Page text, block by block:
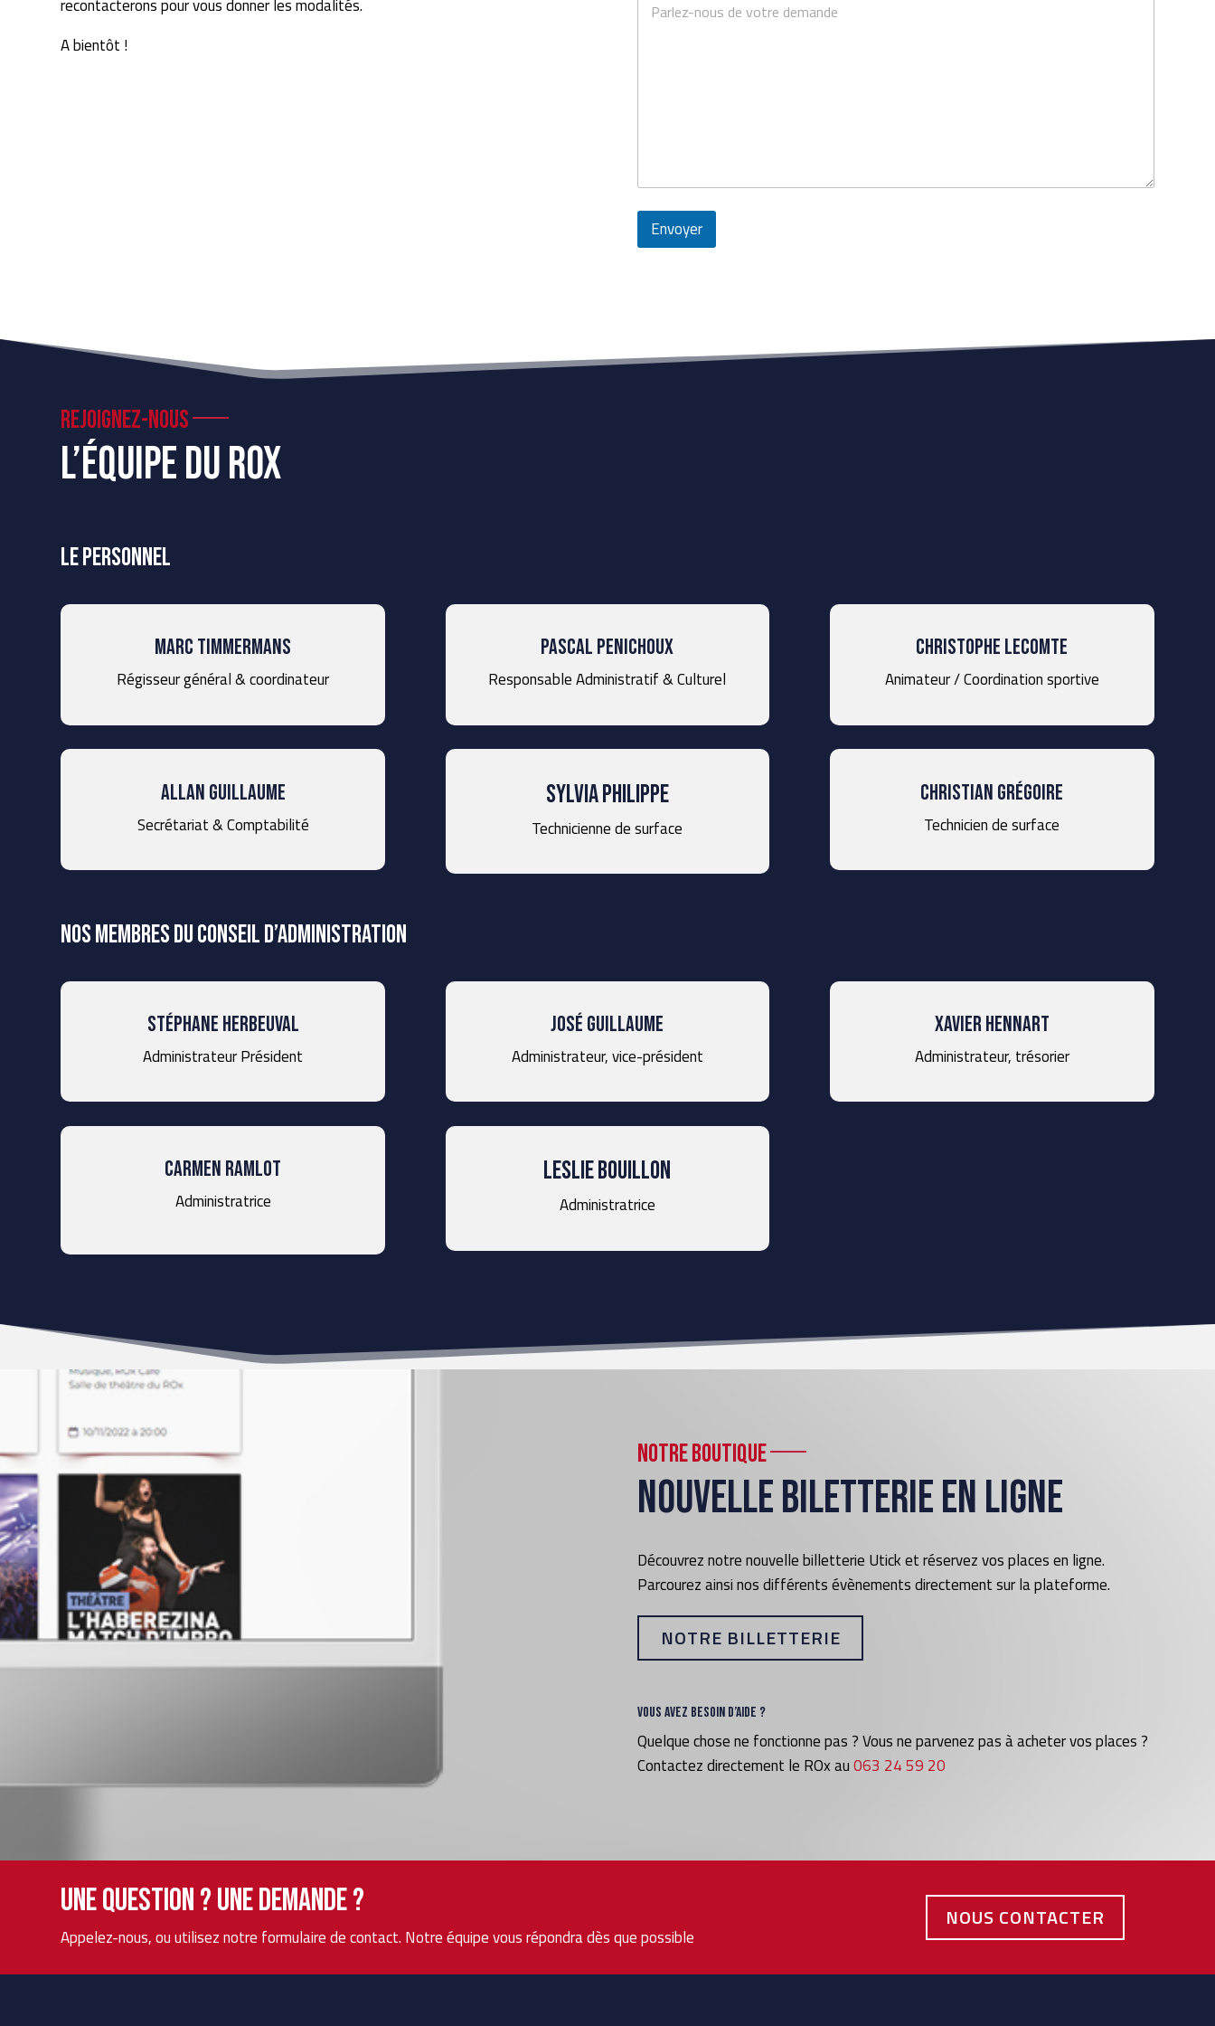
recontacterons pour vous donner les modalités.
A bientôt !
Envoyer
Rejoignez-nous
L’équipe du ROx
Le personnel
Marc Timmermans
Régisseur général & coordinateur
Pascal Penichoux
Responsable Administratif & Culturel
Christophe Lecomte
Animateur / Coordination sportive
Allan Guillaume
Secrétariat & Comptabilité
Sylvia Philippe
Technicienne de surface
Christian grégoire
Technicien de surface
Nos membres du conseil d’administration
Stéphane Herbeuval
Administrateur Président
José Guillaume
Administrateur, vice-président
Xavier Hennart
Administrateur, trésorier
carmen ramlot
Administratrice
leslie bouillon
Administratrice
Notre boutique
Nouvelle biletterie en ligne
Découvrez notre nouvelle billetterie Utick et réservez vos places en ligne.
Parcourez ainsi nos différents évènements directement sur la plateforme.
NOTRE BILLETTERIE
Vous avez besoin d’aide ?
Quelque chose ne fonctionne pas ? Vous ne parvenez pas à acheter vos places ?
Contactez directement le ROx au063 24 59 20
Une question ? Une demande ?
Appelez-nous, ou utilisez notre formulaire de contact. Notre équipe vous répondra dès que possible
NOUS CONTACTER